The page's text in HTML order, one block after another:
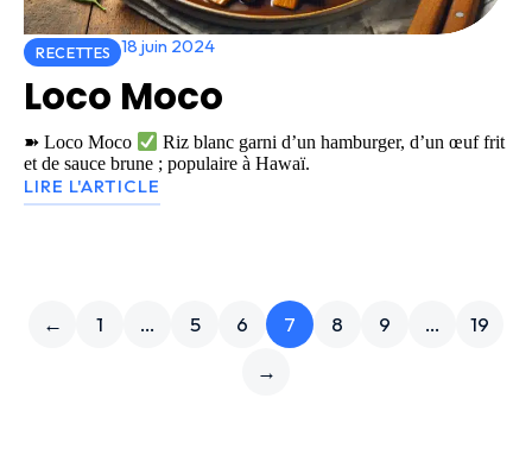
RECETTES 18 juin 2024
Loco Moco
➽ Loco Moco
Riz blanc garni d’un hamburger, d’un œuf frit
et de sauce brune ; populaire à Hawaï.
LIRE L'ARTICLE
← 1 … 5 6 7 8 9 …
19
→